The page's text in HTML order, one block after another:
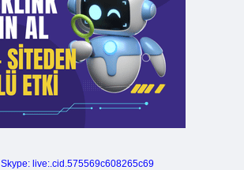
Skype: live:.cid.575569c608265c69